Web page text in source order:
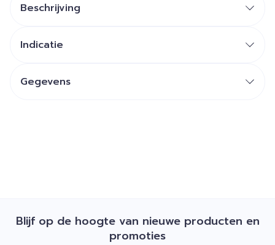
Beschrijving
Indicatie
Gegevens
Blijf op de hoogte van nieuwe producten en
promoties